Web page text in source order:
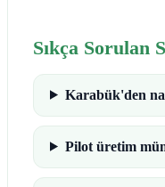
Sıkça Sorulan
Karabük'den
Pilot üretim